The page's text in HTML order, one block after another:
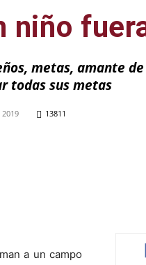
niño
metas, amante
todas sus metas
13811
a un campo